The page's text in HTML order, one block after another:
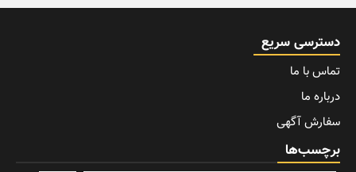
دسترسی سریع
تماس با ما
درباره ما
سفارش آگهی
برچسب‌ها